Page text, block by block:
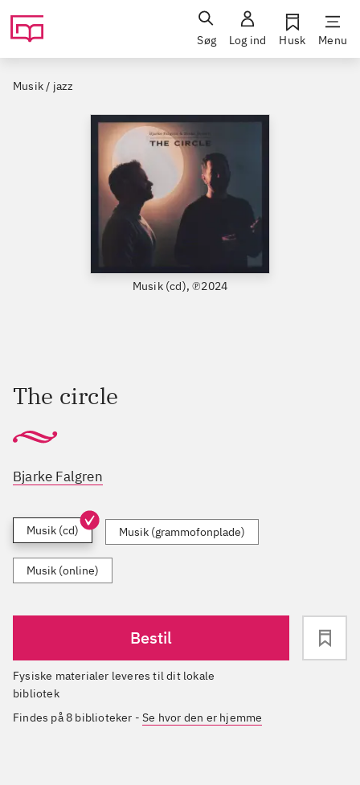
Søg Log ind Husk Menu
Musik / jazz
Musik (cd), ℗2024
The circle
Bjarke Falgren
Musik (cd) Musik (grammofonplade)
Musik (online)
Bestil
Fysiske materialer leveres til dit lokale
bibliotek
Findes på 8 biblioteker -Se hvor den er hjemme